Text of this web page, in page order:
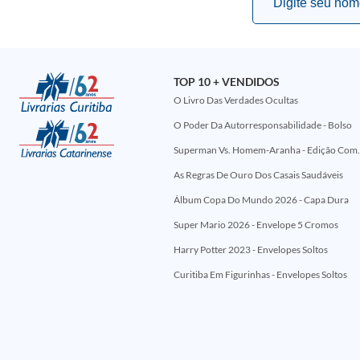
TOP 10 + VENDIDOS
O Livro Das Verdades Ocultas
O Poder Da Autorresponsabilidade - Bolso
Superman Vs.
As Regras De Ouro Dos Casais Saudáveis
Álbum Copa Do Mundo 2026 - Capa Dura
Super Mario 2026 - Envelope 5 Cromos
Harry Potter 2023 - Envelopes Soltos
Curitiba Em Figurinhas - Envelopes Soltos